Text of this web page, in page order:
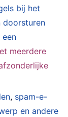
bij het
doorsturen
meerdere
, spam-e-
en andere